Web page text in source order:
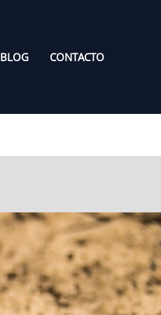
BLOG CONTACTO